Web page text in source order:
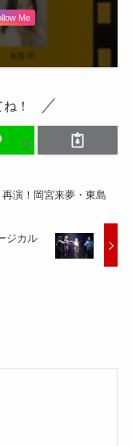
Me
！
演！岡宮来夢・東島
ジカル